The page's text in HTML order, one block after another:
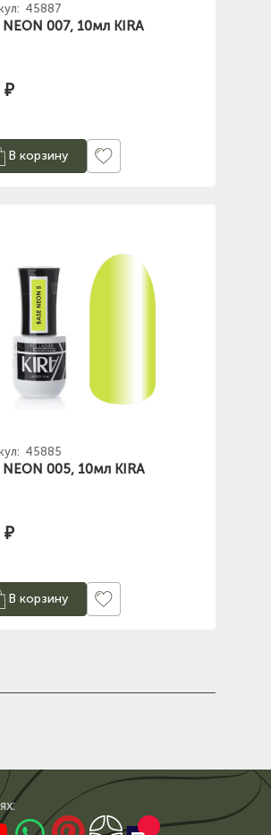
45887
NEON 007, 10мл KIRA
₽
В корзину
45885
NEON 005, 10мл KIRA
₽
В корзину